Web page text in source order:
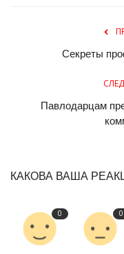
Секреты
Павлодарцам
КАКОВА ВАША
0 0